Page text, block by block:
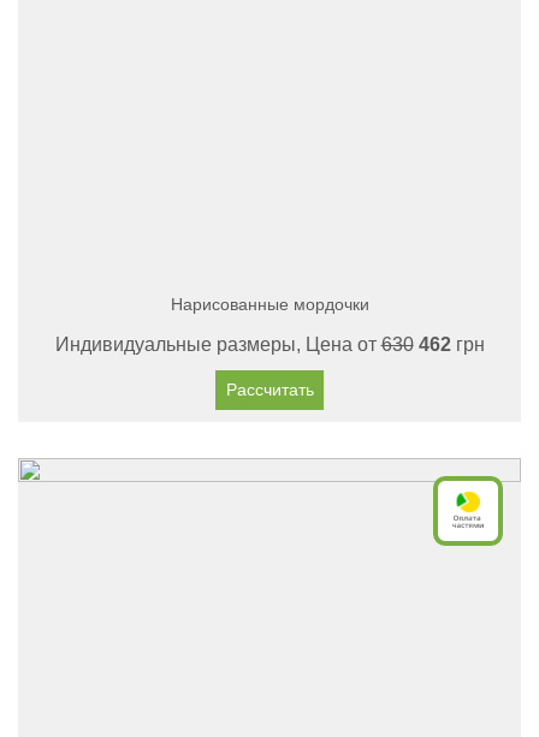
Нарисованные мордочки
Индивидуальные размеры, Цена от630 462грн
Рассчитать